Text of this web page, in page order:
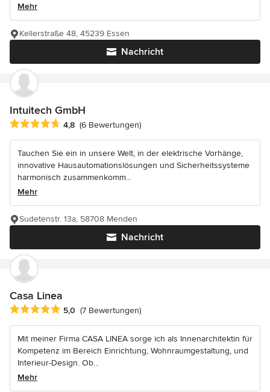
Mehr
Nachricht
Kellerstraße 48, 45239 Essen
Intuitech GmbH
Durchschnittliche Bewertung: 4.8 von 5 Sternen
4,8 (6 Bewertungen)
Tauchen Sie ein in unsere Welt, in der elektrische Vorhänge,
innovative Hausautomationslösungen und Sicherheitssysteme
harmonisch zusammenkomm...
Mehr
Nachricht
Sudetenstr. 13a, 58708 Menden
Casa Linea
Durchschnittliche Bewertung: 5 von 5 Sternen
5,0 (7 Bewertungen)
Mit meiner Firma CASA LINEA sorge ich als Innenarchitektin für
Kompetenz im Bereich Einrichtung, Wohnraumgestaltung, und
Interieur-Design. Ob...
Mehr